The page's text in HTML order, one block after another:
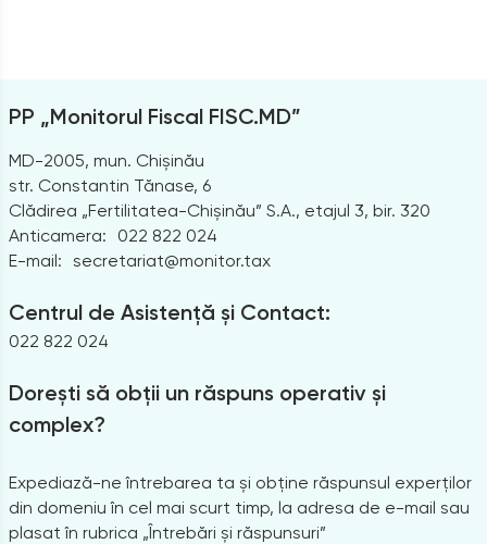
PP „Monitorul Fiscal FISC.MD”
MD-2005, mun. Chișinău
str. Constantin Tănase, 6
Clădirea „Fertilitatea-Chișinău” S.A., etajul 3, bir. 320
Anticamera:
022 822 024
E-mail: secretariat@monitor.tax
Centrul de Asistență și Contact:
022 822 024
Dorești să obții un răspuns operativ și
complex?
Expediază-ne întrebarea ta și obține răspunsul experților
din domeniu în cel mai scurt timp, la adresa de e-mail sau
plasat în rubrica „Întrebări și răspunsuri”